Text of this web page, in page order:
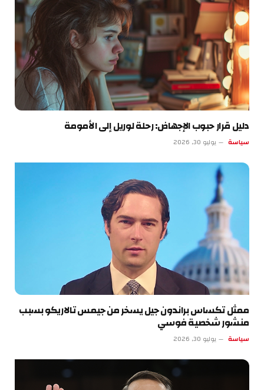
دليل قرار حبوب الإجهاض: رحلة لوريل إلى الأمومة
سياسة يوليو 30, 2026
ممثل تكساس براندون جيل يسخر من جيمس تالاريكو بسبب
منشور شخصية فوسي
سياسة يوليو 30, 2026